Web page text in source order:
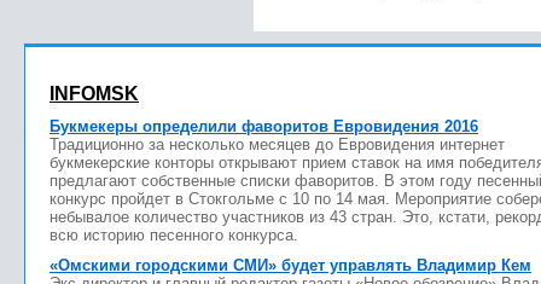
INFOMSK
Букмекеры определили фаворитов Евровидения 2016
Традиционно за несколько месяцев до Евровидения интернет
букмекерские конторы открывают прием ставок на имя
предлагают собственные списки фаворитов. В этом году
конкурс пройдет в Стокгольме с 10 по 14 мая. Мероприятие
небывалое количество участников из 43 стран. Это, кстати,
всю историю песенного конкурса.
«Омскими городскими СМИ» будет управлять Владимир Кем